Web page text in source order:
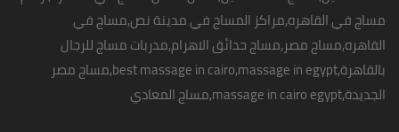
مساج في القاهره,مراكز المساج في مدينة نص,مساج في
القاهره,مساج مصر,مساج حدائق الاهرام,مدربات مساج للرجال
بالقاهرة,best massage in cairo,massage in egypt
,مساج مصر
الجديدة,massage in cairo egypt,مساج المعادي